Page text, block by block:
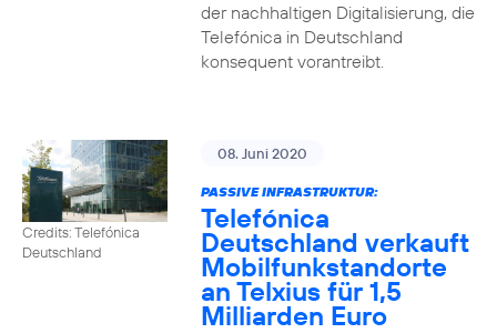
der nachhaltigen Digitalisierung, die
Telefónica in Deutschland
konsequent vorantreibt.
Credits: Telefónica
Deutschland
08. Juni 2020
PASSIVE INFRASTRUKTUR:
Telefónica
Deutschland verkauft
Mobilfunkstandorte
an Telxius für 1,5
Milliarden Euro